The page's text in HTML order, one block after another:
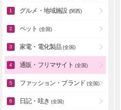
グルメ・地域施設 (関西)
ペット (全国)
家電・電化製品 (全国)
通販・フリマサイト (全国)
ファッション・ブランド (全国)
日記・呟き (全国)